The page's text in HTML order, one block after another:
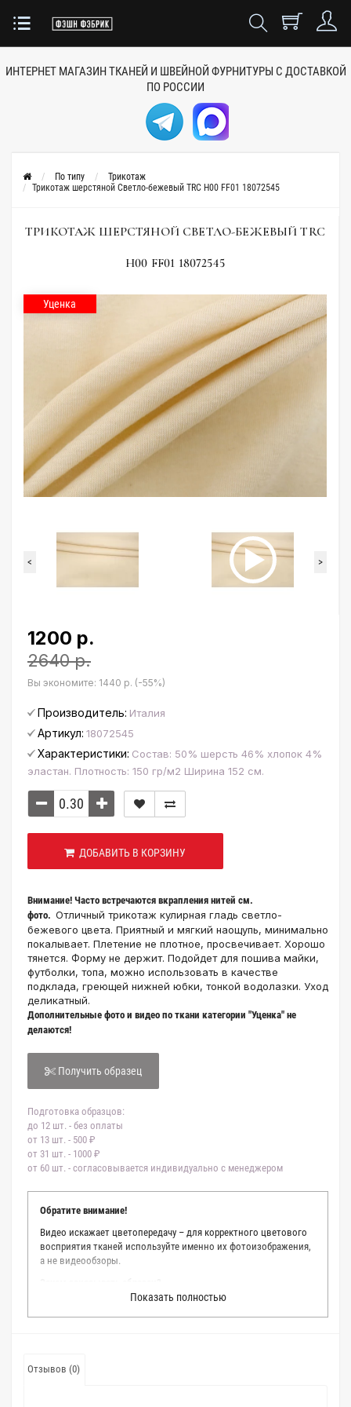
ИНТЕРНЕТ МАГАЗИН ТКАНЕЙ И ШВЕЙНОЙ ФУРНИТУРЫ С ДОСТАВКОЙ
ПО РОССИИ
По типу
Трикотаж
Трикотаж шерстяной Светло-бежевый TRC H00 FF01 18072545
ТРИКОТАЖ ШЕРСТЯНОЙ СВЕТЛО-БЕЖЕВЫЙ TRC
H00 FF01 18072545
Уценка
< >
1200 р.
2640 р.
Вы экономите: 1440 р. (-55%)
Производитель: Италия
Артикул: 18072545
Характеристики: Состав: 50% шерсть 46% хлопок 4%
эластан. Плотность: 150 гр/м2 Ширина 152 см.
ДОБАВИТЬ В КОРЗИНУ
Внимание! Часто встречаются вкрапления нитей см.
фото. Отличный трикотаж кулирная гладь светло-
бежевого цвета. Приятный и мягкий наощупь, минимально
покалывает. Плетение не плотное, просвечивает. Хорошо
тянется. Форму не держит. Подойдет для пошива майки,
футболки, топа, можно использовать в качестве
подклада, греющей нижней юбки, тонкой водолазки. Уход
деликатный.
Дополнительные фото и видео по ткани категории "Уценка" не
делаются!
Получить образец
Подготовка образцов:
до 12 шт. - без оплаты
от 13 шт. - 500 ₽
от 31 шт. - 1000 ₽
от 60 шт. - согласовывается индивидуально с менеджером
Обратите внимание!
Видео искажает цветопередачу – для корректного цветового
восприятия тканей используйте именно их фотоизображения,
а не видеообзоры.
Мы делаем все возможное, чтобы точно описать цвет каждой
ткани из нашего каталога. Мы осматриваем и фотографируем
точное соответствие цветов из-за одного простого факта:
Показать полностью
Отзывов (0)